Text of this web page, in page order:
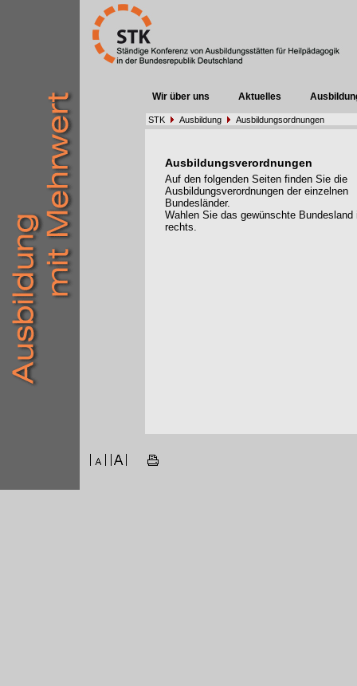
Wir über uns Aktuelles
STK Ausbildung Ausbildungsordnungen
Ausbildungsverordnungen
Auf den folgenden Seiten finden Sie die
Ausbildungsverordnungen der einzelnen
Bundesländer.
Wahlen Sie das gewünschte Bundesland
rechts.